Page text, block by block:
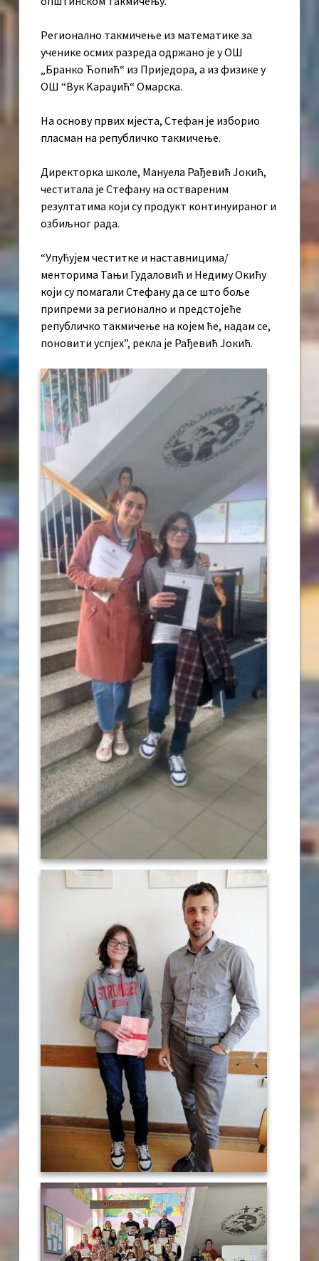
Регионално такмичење из математике за
ученике осмих разреда одржано је у ОШ
„Бранко Ћопић“ из Приједора, а из физике у
ОШ “Вук Kараџић“ Омарска.
На основу првих мјеста, Стефан је изборио
пласман на републичко такмичење.
Директорка школе, Мануела Рађевић Јокић,
честитала је Стефану на оствареним
резултатима који су продукт континуираног и
озбиљног рада.
“Упућујем честитке и наставницима/
менторима Тањи Гудаловић и Недиму Окићу
који су помагали Стефану да се што боље
припреми за регионално и предстојеће
републичко такмичење на којем ће, надам се,
поновити успјех”, рекла је Рађевић Јокић.